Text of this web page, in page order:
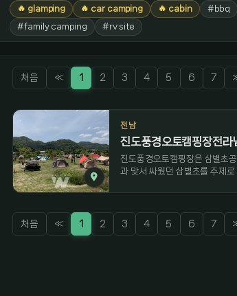
🔥 glamping 🔥 car camping 🔥 cabin #bbq
#family camping
#rv site
처음 « 1 2 3 4 5 6 7
전남
진도풍경오토캠핑장전라
진도풍경오토캠핑장은 삼별초
과 맞서 싸웠던 삼별초를 주제
딪칠 염려를 하지 않아도 되고
취사장, 공중화장실, 공중샤워장, 운동장, 산
처음 « 1 2 3 4 5 6 7